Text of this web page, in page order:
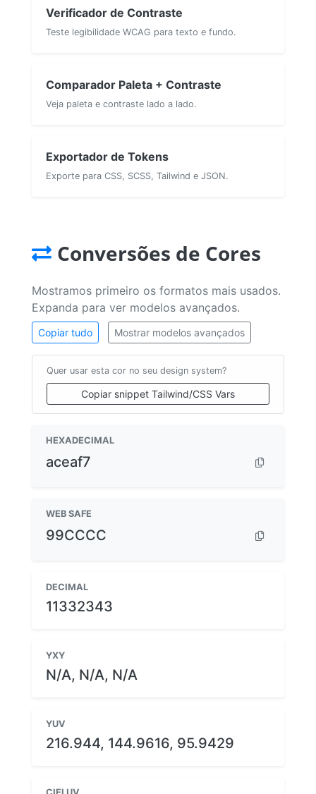
Verificador de Contraste
Teste legibilidade WCAG para texto e fundo.
Comparador Paleta + Contraste
Veja paleta e contraste lado a lado.
Exportador de Tokens
Exporte para CSS, SCSS, Tailwind e JSON.
Conversões de Cores
Mostramos primeiro os formatos mais usados.
Expanda para ver modelos avançados.
Copiar tudo Mostrar modelos avançados
Quer usar esta cor no seu design system?
Copiar snippet Tailwind/CSS Vars
HEXADECIMAL
aceaf7
WEB SAFE
99CCCC
DECIMAL
11332343
YXY
N/A, N/A, N/A
YUV
216.944, 144.9616, 95.9429
CIELUV